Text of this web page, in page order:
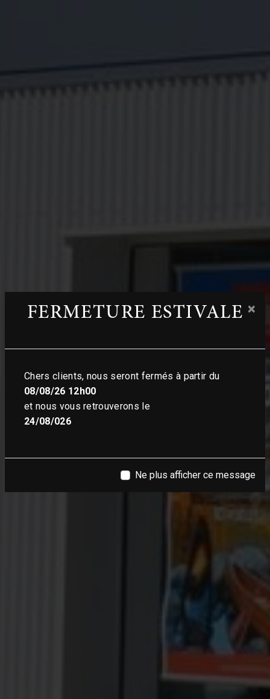
FERMETURE ESTIVALE ×
Chers clients, nous seront fermés à partir du
08/08/26 12h00
et nous vous retrouverons le
24/08/026
Ne plus afficher ce message